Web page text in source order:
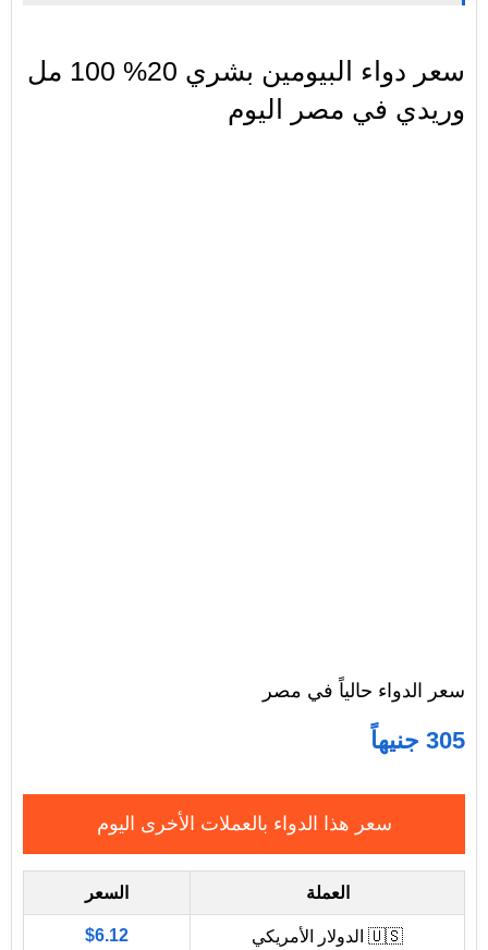
سعر دواء البيومين بشري 20% 100 مل
وريدي في مصر اليوم
سعر الدواء حالياً في مصر
305 جنيهاً
سعر هذا الدواء بالعملات الأخرى اليوم
العملة السعر
🇺🇸 الدولار الأمريكي $6.12